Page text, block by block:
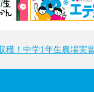
穫！中学1年生農場実